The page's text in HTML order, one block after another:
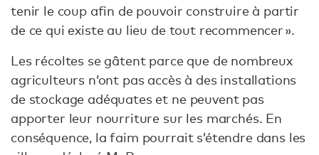
tenir le coup afin de pouvoir construire à partir
de ce qui existe au lieu de tout recommencer ».
Les récoltes se gâtent parce que de nombreux
agriculteurs n’ont pas accès à des installations
de stockage adéquates et ne peuvent pas
apporter leur nourriture sur les marchés. En
conséquence, la faim pourrait s’étendre dans les